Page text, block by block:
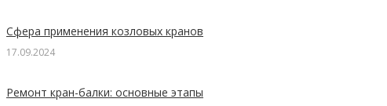
Сфера применения козловых кранов
17.09.2024
Ремонт кран-балки: основные этапы